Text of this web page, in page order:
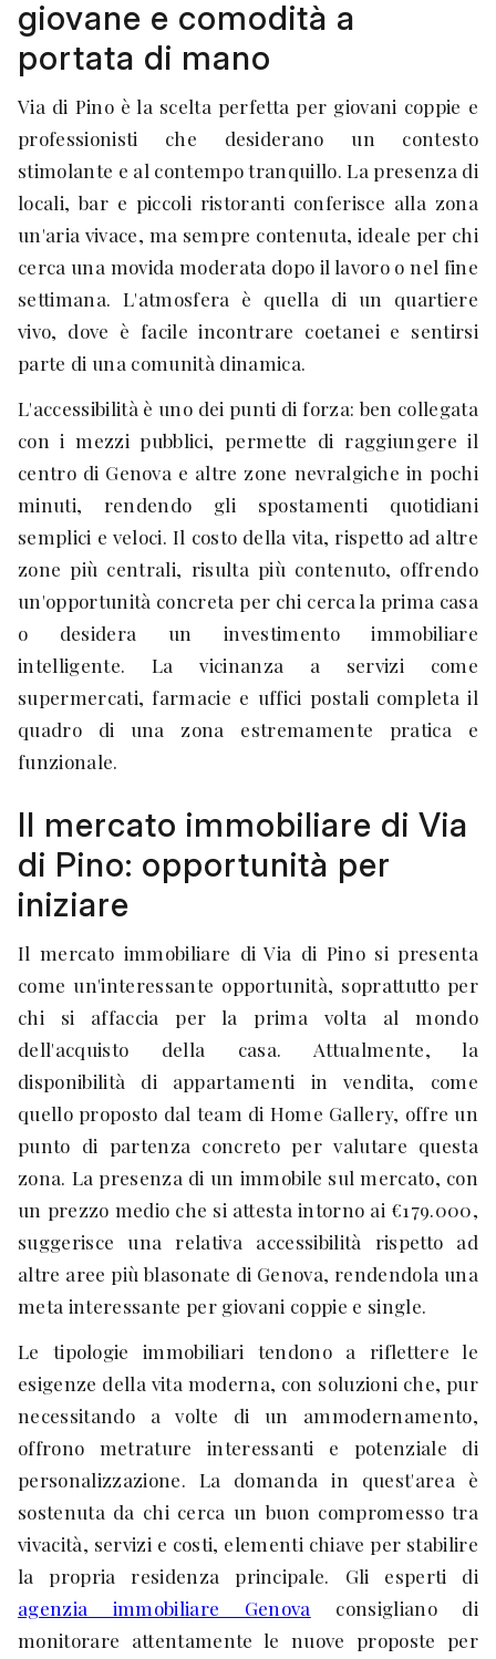
giovane e comodità a
portata di mano
Via di Pino è la scelta perfetta per giovani coppie e
professionisti che desiderano un contesto
stimolante e al contempo tranquillo. La presenza di
locali, bar e piccoli ristoranti conferisce alla zona
un'aria vivace, ma sempre contenuta, ideale per chi
cerca una movida moderata dopo il lavoro o nel fine
settimana. L'atmosfera è quella di un quartiere
vivo, dove è facile incontrare coetanei e sentirsi
parte di una comunità dinamica.
L'accessibilità è uno dei punti di forza: ben collegata
con i mezzi pubblici, permette di raggiungere il
centro di Genova e altre zone nevralgiche in pochi
minuti, rendendo gli spostamenti quotidiani
semplici e veloci. Il costo della vita, rispetto ad altre
zone più centrali, risulta più contenuto, offrendo
un'opportunità concreta per chi cerca la prima casa
o desidera un investimento immobiliare
intelligente. La vicinanza a servizi come
supermercati, farmacie e uffici postali completa il
quadro di una zona estremamente pratica e
funzionale.
Il mercato immobiliare di Via
di Pino: opportunità per
iniziare
Il mercato immobiliare di Via di Pino si presenta
come un'interessante opportunità, soprattutto per
chi si affaccia per la prima volta al mondo
dell'acquisto della casa. Attualmente, la
disponibilità di appartamenti in vendita, come
quello proposto dal team di Home Gallery, offre un
punto di partenza concreto per valutare questa
zona. La presenza di un immobile sul mercato, con
un prezzo medio che si attesta intorno ai €179.000,
suggerisce una relativa accessibilità rispetto ad
altre aree più blasonate di Genova, rendendola una
meta interessante per giovani coppie e single.
Le tipologie immobiliari tendono a riflettere le
esigenze della vita moderna, con soluzioni che, pur
necessitando a volte di un ammodernamento,
offrono metrature interessanti e potenziale di
personalizzazione. La domanda in quest'area è
sostenuta da chi cerca un buon compromesso tra
vivacità, servizi e costi, elementi chiave per stabilire
la propria residenza principale. Gli esperti di
agenzia immobiliare Genova consigliano di
monitorare attentamente le nuove proposte per